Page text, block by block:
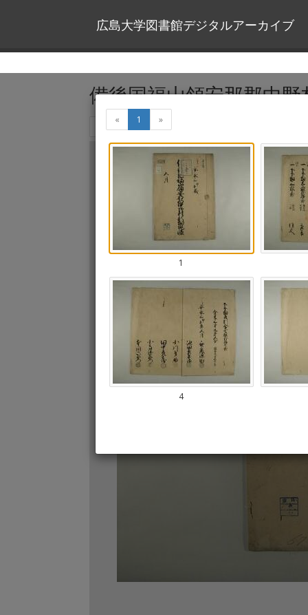
広島大学図書館デジタルアーカイブ